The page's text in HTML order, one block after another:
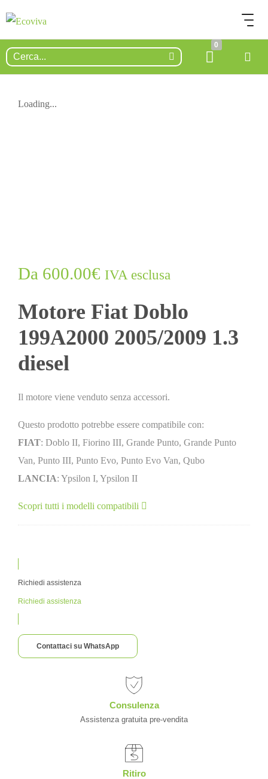
0
Loading...
Da 600.00€ IVA esclusa
Motore Fiat Doblo
199A2000 2005/2009 1.3
diesel
Il motore viene venduto senza accessori.
Questo prodotto potrebbe essere compatibile con:
FIAT: Doblo II, Fiorino III, Grande Punto, Grande Punto
Van, Punto III, Punto Evo, Punto Evo Van, Qubo
LANCIA: Ypsilon I, Ypsilon II
Scopri tutti i modelli compatibili
Richiedi assistenza
Richiedi assistenza
Contattaci su WhatsApp
Consulenza
Assistenza gratuita pre-vendita
Ritiro